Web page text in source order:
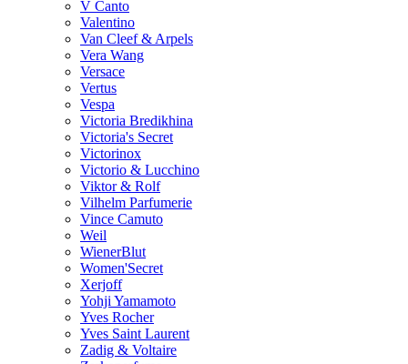
V Canto
Valentino
Van Cleef & Arpels
Vera Wang
Versace
Vertus
Vespa
Victoria Bredikhina
Victoria's Secret
Victorinox
Victorio & Lucchino
Viktor & Rolf
Vilhelm Parfumerie
Vince Camuto
Weil
WienerBlut
Women'Secret
Xerjoff
Yohji Yamamoto
Yves Rocher
Yves Saint Laurent
Zadig & Voltaire